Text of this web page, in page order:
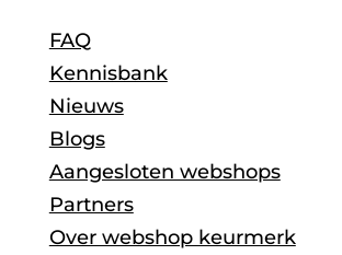
FAQ
Kennisbank
Nieuws
Blogs
Aangesloten webshops
Partners
Over webshop keurmerk